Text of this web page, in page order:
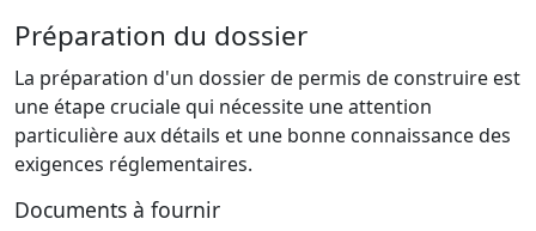
Préparation du dossier
La préparation d'un dossier de permis de construire est
une étape cruciale qui nécessite une attention
particulière aux détails et une bonne connaissance des
exigences réglementaires.
Documents à fournir